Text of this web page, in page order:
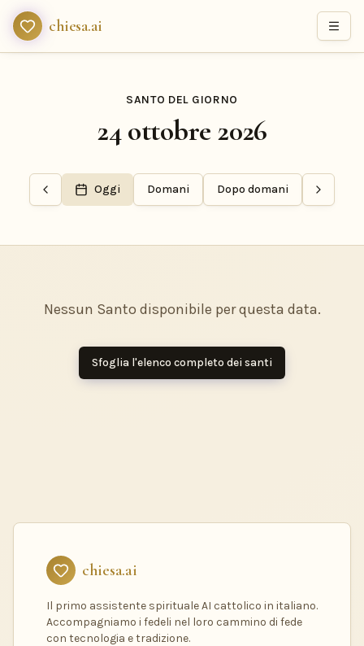
chiesa.ai
SANTO DEL GIORNO
24 ottobre 2026
Oggi Domani Dopo domani
Nessun Santo disponibile per questa data.
Sfoglia l'elenco completo dei santi
chiesa.ai
Il primo assistente spirituale AI cattolico in italiano.
Accompagniamo i fedeli nel loro cammino di fede
con tecnologia e tradizione.